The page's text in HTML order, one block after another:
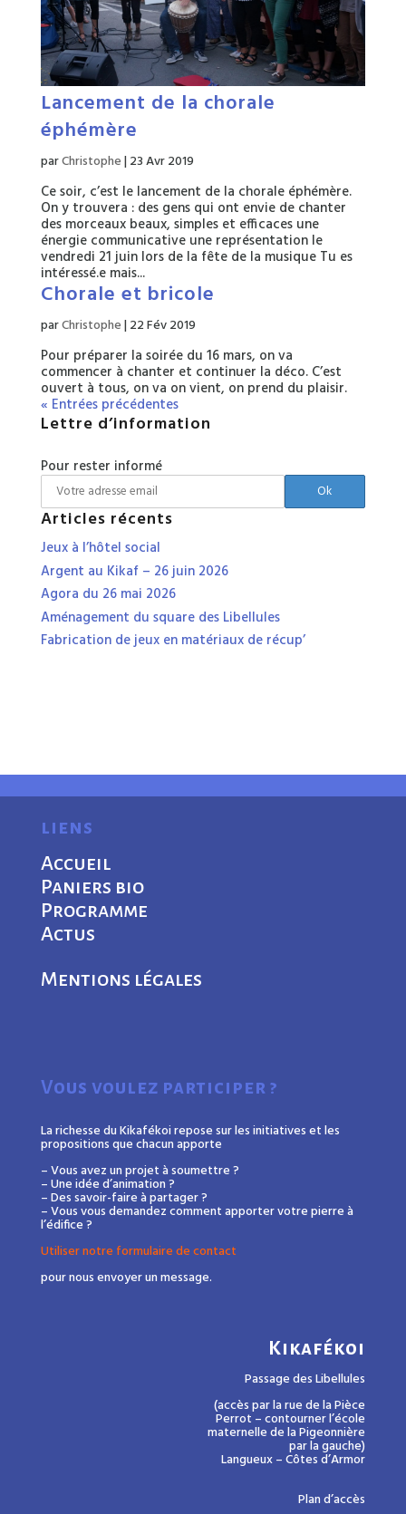
Lancement de la chorale
éphémère
parChristophe|23 Avr 2019
Ce soir, c’est le lancement de la chorale éphémère.
On y trouvera : des gens qui ont envie de chanter
des morceaux beaux, simples et efficaces une
énergie communicative une représentation le
vendredi 21 juin lors de la fête de la musique Tu es
intéressé.e mais...
Chorale et bricole
parChristophe|22 Fév 2019
Pour préparer la soirée du 16 mars, on va
commencer à chanter et continuer la déco. C’est
ouvert à tous, on va on vient, on prend du plaisir.
« Entrées précédentes
Lettre d’information
Pour rester informé
Articles récents
Jeux à l’hôtel social
Argent au Kikaf – 26 juin 2026
Agora du 26 mai 2026
Aménagement du square des Libellules
Fabrication de jeux en matériaux de récup’
liens
Accueil
Paniers bio
Programme
Actus
Mentions légales
Vous voulez participer ?
La richesse du Kikafékoi repose sur les initiatives et les
propositions que chacun apporte
– Vous avez un projet à soumettre ?
– Une idée d’animation ?
– Des savoir-faire à partager ?
– Vous vous demandez comment apporter votre pierre à
l’édifice ?
Utiliser notre formulaire de contact
pour nous envoyer un message.
Kikafékoi
Passage des Libellules
(accès par la rue de la Pièce
Perrot – contourner l’école
maternelle de la Pigeonnière
par la gauche)
Langueux – Côtes d’Armor
Plan d’accès